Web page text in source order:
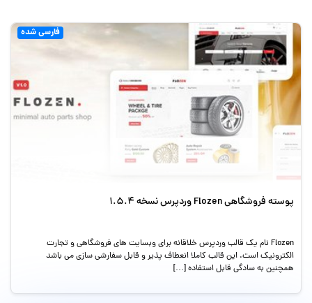
فارسی شده
پوسته فروشگاهی Flozen وردپرس نسخه 1.5.4
Flozen نام یک قالب وردپرس خلاقانه برای وبسایت های فروشگاهی و تجارت
الکترونیک است. این قالب کاملا انعطاف پذیر و قابل سفارشی سازی می باشد
همچنین به سادگی قابل استفاده […]